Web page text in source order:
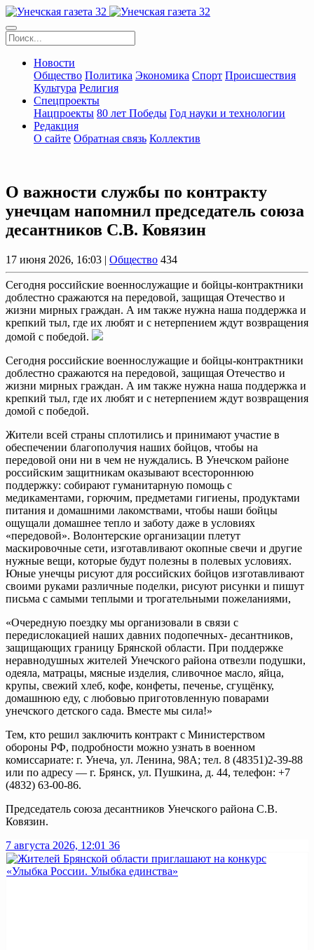
Новости
Общество Политика Экономика Спорт Происшествия
Культура Религия
Спецпроекты
Нацпроекты 80 лет Победы Год науки и технологии
Редакция
О сайте Обратная связь Коллектив
О важности службы по контракту
унечцам напомнил председатель союза
десантников С.В. Ковязин
17 июня 2026, 16:03 | Общество 434
Сегодня российские военнослужащие и бойцы-контрактники
доблестно сражаются на передовой, защищая Отечество и
жизни мирных граждан. А им также нужна наша поддержка и
крепкий тыл, где их любят и с нетерпением ждут возвращения
домой с победой.
Сегодня российские военнослужащие и бойцы-контрактники
доблестно сражаются на передовой, защищая Отечество и
жизни мирных граждан. А им также нужна наша поддержка и
крепкий тыл, где их любят и с нетерпением ждут возвращения
домой с победой.
Жители всей страны сплотились и принимают участие в
обеспечении благополучия наших бойцов, чтобы на
передовой они ни в чем не нуждались. В Унечском районе
российским защитникам оказывают всестороннюю
поддержку: собирают гуманитарную помощь с
медикаментами, горючим, предметами гигиены, продуктами
питания и домашними лакомствами, чтобы наши бойцы
ощущали домашнее тепло и заботу даже в условиях
«передовой». Волонтерские организации плетут
маскировочные сети, изготавливают окопные свечи и другие
нужные вещи, которые будут полезны в полевых условиях.
Юные унечцы рисуют для российских бойцов изготавливают
своими руками различные поделки, рисуют рисунки и пишут
письма с самыми теплыми и трогательными пожеланиями,
«Очередную поездку мы организовали в связи с
передислокацией наших давних подопечных- десантников,
защищающих границу Брянской области. При поддержке
неравнодушных жителей Унечского района отвезли подушки,
одеяла, матрацы, мясные изделия, сливочное масло, яйца,
крупы, свежий хлеб, кофе, конфеты, печенье, сгущёнку,
домашнюю еду, с любовью приготовленную поварами
унечского детского сада. Вместе мы сила!»
Тем, кто решил заключить контракт с Министерством
обороны РФ, подробности можно узнать в военном
комиссариате: г. Унеча, ул. Ленина, 98А; тел. 8 (48351)2-39-88
или по адресу — г. Брянск, ул. Пушкина, д. 44, телефон: +7
(4832) 63-00-86.
Председатель союза десантников Унечского района С.В.
Ковязин.
7 августа 2026, 12:01 36